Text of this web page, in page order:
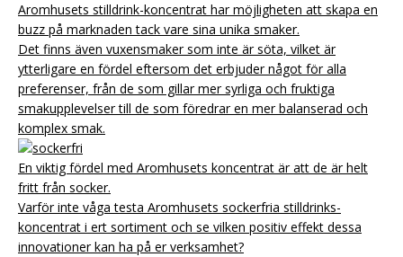
Aromhusets stilldrink-koncentrat har möjligheten att skapa en
buzz på marknaden tack vare sina unika smaker.
Det finns även vuxensmaker som inte är söta, vilket är
ytterligare en fördel eftersom det erbjuder något för alla
preferenser, från de som gillar mer syrliga och fruktiga
smakupplevelser till de som föredrar en mer balanserad och
komplex smak.
En viktig fördel med Aromhusets koncentrat är att de är helt
fritt från socker.
Varför inte våga testa Aromhusets sockerfria stilldrinks-
koncentrat i ert sortiment och se vilken positiv effekt dessa
innovationer kan ha på er verksamhet?